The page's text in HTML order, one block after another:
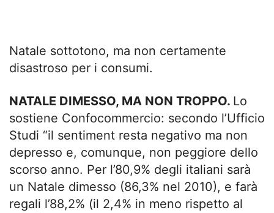
Natale sottotono, ma non certamente
disastroso per i consumi.
NATALE DIMESSO, MA NON TROPPO. Lo
sostiene Confocommercio: secondo l’Ufficio
Studi “il sentiment resta negativo ma non
depresso e, comunque, non peggiore dello
scorso anno. Per l’80,9% degli italiani sarà
un Natale dimesso (86,3% nel 2010), e farà
regali l’88,2% (il 2,4% in meno rispetto al